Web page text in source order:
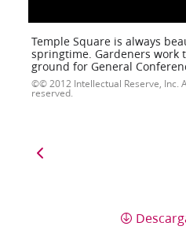
Temple Square is always
springtime. Gardeners work
ground for General
© 2012 Intellectual Reserve, Inc.
reserved.